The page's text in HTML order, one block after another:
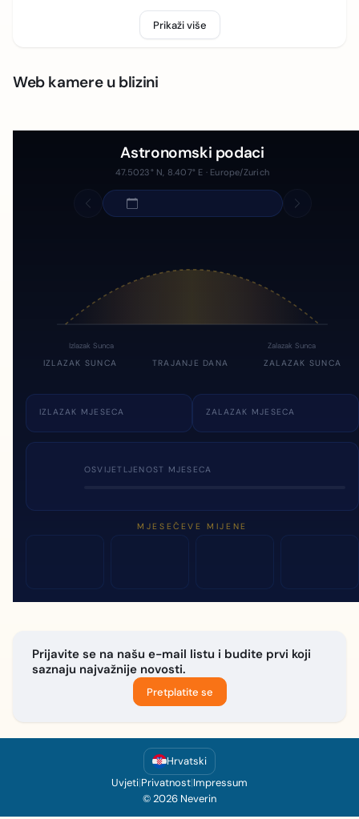
Prikaži više
Web kamere u blizini
Astronomski podaci
47.5023° N, 8.407° E · Europe/Zurich
Izlazak Sunca Zalazak Sunca
IZLAZAK SUNCA TRAJANJE DANA ZALAZAK SUNCA
IZLAZAK MJESECA ZALAZAK MJESECA
OSVIJETLJENOST MJESECA
MJESEČEVE MIJENE
Prijavite se na našu e-mail listu i budite prvi koji
saznaju najvažnije novosti.
Pretplatite se
Hrvatski
Uvjeti|Privatnost|Impressum
© 2026 Neverin